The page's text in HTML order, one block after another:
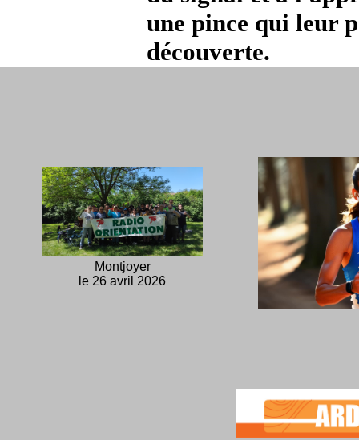
une pince qui leur
découverte.
Montjoyer
le 26 avril 2026